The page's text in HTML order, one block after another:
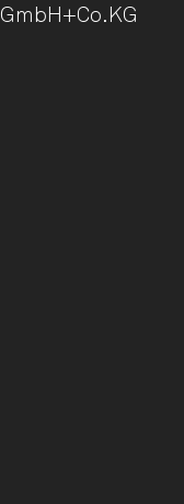
GmbH+Co.KG